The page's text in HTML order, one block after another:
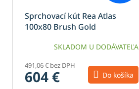
Sprchovací kút Rea Atlas
100x80 Brush Gold
SKLADOM U DODÁVATEĽA
491,06 € bez DPH
604 € Do košíka